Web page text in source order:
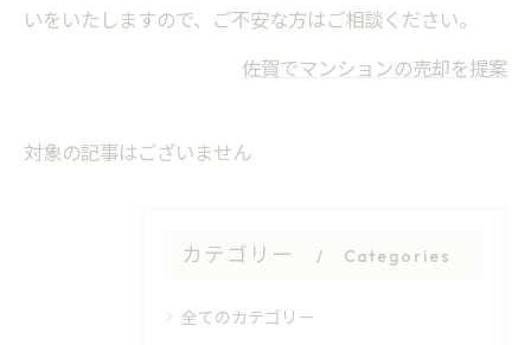
いをいたしますので、ご不安な方はご相談ください。
佐賀でマンションの売却を提案
対象の記事はございません
カテゴリー Categories
全てのカテゴリー